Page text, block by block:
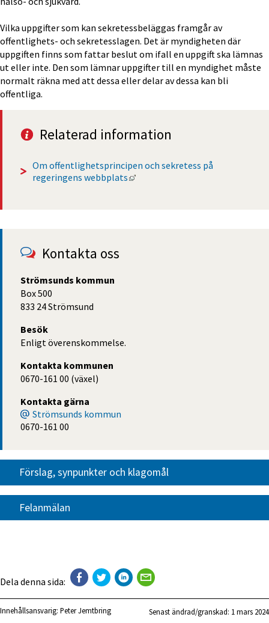
Vilka uppgifter som kan sekretessbeläggas framgår av
offentlighets- och sekretesslagen. Det är myndigheten där
uppgiften finns som fattar beslut om ifall en uppgift ska lämnas
ut eller inte. Den som lämnar uppgifter till en myndighet måste
normalt räkna med att dessa eller delar av dessa kan bli
offentliga.
Relaterad information
Om offentlighetsprincipen och sekretess på
regeringens webbplats
Länk till annan webbplats,
Kontakta oss
Strömsunds kommun
Box 500
833 24 Strömsund
Besök
Enligt överenskommelse.
Kontakta kommunen
0670-161 00 (växel)
Kontakta gärna
Strömsunds kommun
0670-161 00
Förslag, synpunkter och klagomål
Felanmälan
Dela denna sida:
Innehållsansvarig: Peter Jemtbring Senast ändrad/granskad: 1 mars 2024